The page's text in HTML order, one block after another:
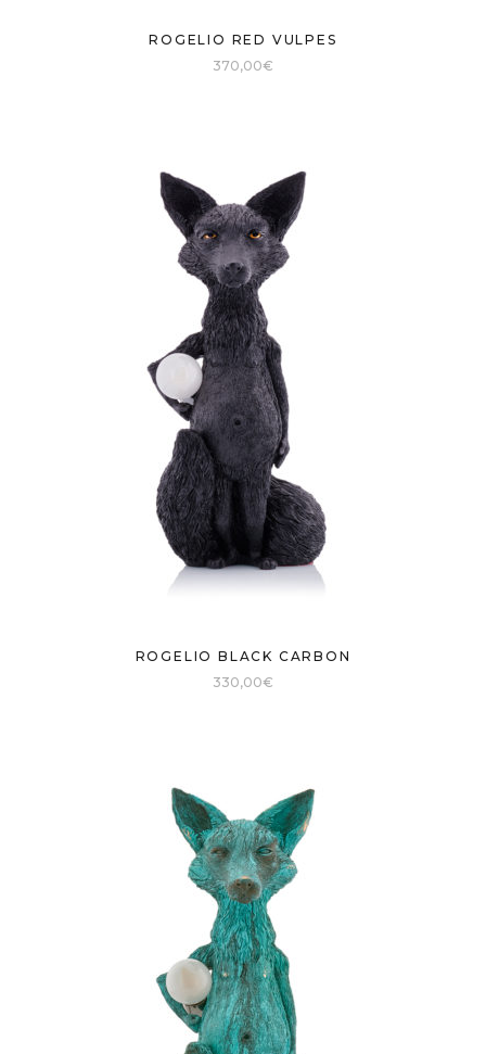
ROGELIO RED VULPES
370,00€
ROGELIO BLACK CARBON
330,00€